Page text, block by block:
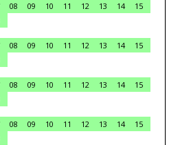
08 09 10 11 12 13 14
15
08 09 10 11 12 13 14
15
08 09 10 11 12 13 14
15
08 09 10 11 12 13 14
15